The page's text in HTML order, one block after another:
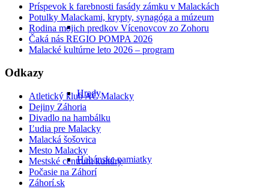
Hrady
Habánske pamiatky
Príspevok k farebnosti fasády zámku v Malackách
Potulky Malackami, krypty, synagóga a múzeum
Rodina mojich predkov Vícenovcov zo Zohoru
Čaká nás REGIO POMPA 2026
Malacké kultúrne leto 2026 – program
Odkazy
Atletický klub AC Malacky
Dejiny Záhoria
Divadlo na hambálku
Ľudia pre Malacky
Malacká šošovica
Mesto Malacky
Mestské centrum kultúry
Počasie na Záhorí
Záhorí.sk